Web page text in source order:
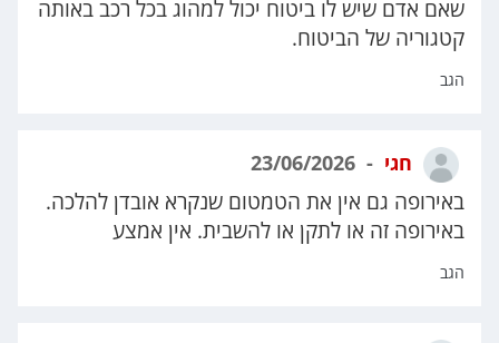
שאם אדם שיש לו ביטוח יכול למהוג בכל רכב באותה
קטגוריה של הביטוח.
הגב
חגי
באירופה גם אין את הטמטום שנקרא אובדן להלכה.
באירופה זה או לתקן או להשבית. אין אמצע
הגב